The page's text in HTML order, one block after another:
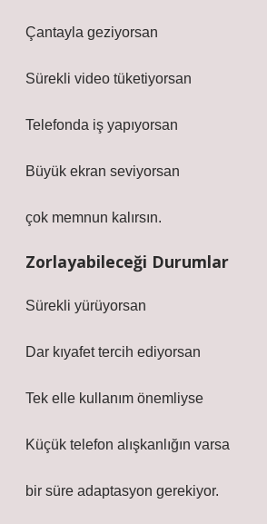
Çantayla geziyorsan
Sürekli video tüketiyorsan
Telefonda iş yapıyorsan
Büyük ekran seviyorsan
çok memnun kalırsın.
Zorlayabileceği Durumlar
Sürekli yürüyorsan
Dar kıyafet tercih ediyorsan
Tek elle kullanım önemliyse
Küçük telefon alışkanlığın varsa
bir süre adaptasyon gerekiyor.